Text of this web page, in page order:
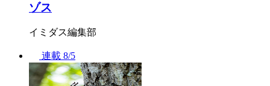
ゾス
イミダス編集部
連載 8/5